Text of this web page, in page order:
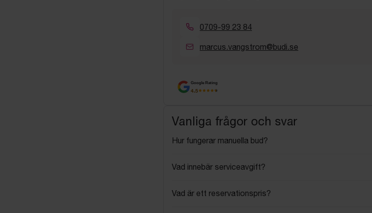
0709-99 23 84
marcus.vangstrom@budi.se
Google Rating
4.5
Vanliga frågor och svar
Hur fungerar manuella bud?
Vad innebär serviceavgift?
Vad är ett reservationspris?